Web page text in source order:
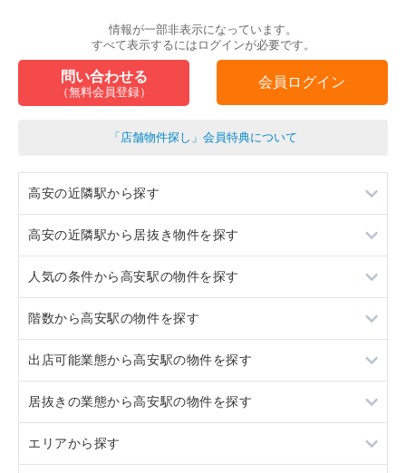
情報が一部非表示になっています。
すべて表示するにはログインが必要です。
問い合わせる
（無料会員登録）
会員ログイン
「店舗物件探し」会員特典について
高安の近隣駅から探す
恩智
河内山本
法善寺
近鉄八尾
高安の近隣駅から居抜き物件を探す
恩智
河内山本
法善寺
近鉄八尾
人気の条件から高安駅の物件を探す
居抜き
スケルトン
駐車場あり
10坪以下
階数から高安駅の物件を探す
1階
2階
3階以上
出店可能業態から高安駅の物件を探す
重飲食
軽飲食
居抜きの業態から高安駅の物件を探す
カラオケ・パブ・スナック
エリアから探す